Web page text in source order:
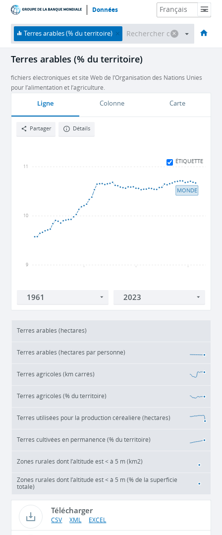
Données
Accueil Économies Thèmes Données et ressources À propos
Terres arables (% du territoire)
Terres arables (% du territoire)
fichiers électroniques et site Web de l’Organisation des Nations Unies
pour l’alimentation et l’agriculture.
Ligne Colonne Carte
Partager Détails
ÉTIQUETTE
9
10
11
MONDE
Terres arables (hectares)
Terres arables (hectares par personne)
Terres agricoles (km carrés)
Terres agricoles (% du territoire)
Terres utilisées pour la production céréalière (hectares)
Terres cultivées en permanence (% du territoire)
Zones rurales dont l’altitude est < à 5 m (km2)
Zones rurales dont l’altitude est < à 5 m (% de la superficie
totale)
Télécharger
CSV XML EXCEL